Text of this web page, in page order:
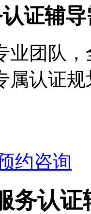
证辅
业团队
属认证
约咨询
务认证